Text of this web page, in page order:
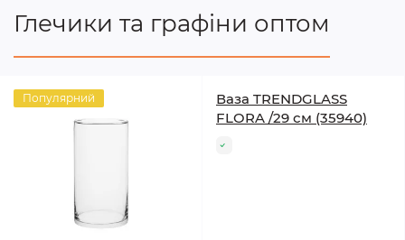
Глечики та графіни оптом
Популярний
Ваза TRENDGLASS
FLORA /29 см (35940)